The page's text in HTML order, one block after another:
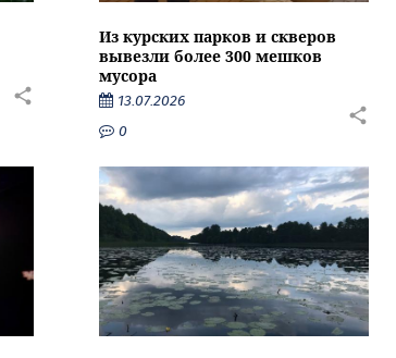
Из курских парков и скверов
вывезли более 300 мешков
мусора
13.07.2026
0